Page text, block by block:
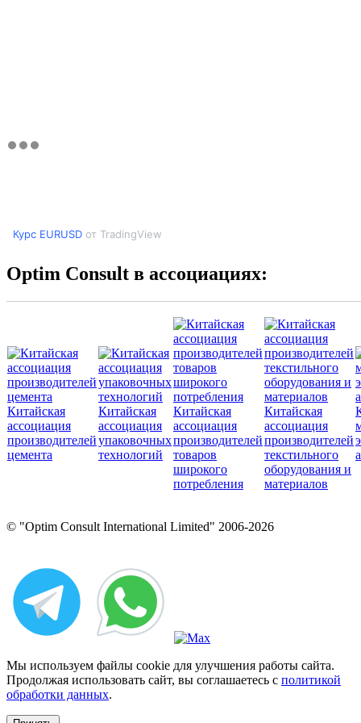
Курс EURUSDот TradingView
Optim Consult в ассоциациях:
Китайская
ассоциация
производителей
цемента
Китайская
ассоциация
упаковочных
технологий
Китайская
ассоциация
производителей
товаров
широкого
потребления
Китайская
ассоциация
производителей
текстильного
оборудования и
материалов
© "Optim Consult International Limited" 2006-2026
Мы используем файлы cookie для улучшения работы сайта.
Продолжая использовать сайт, вы соглашаетесь с политикой
обработки данных.